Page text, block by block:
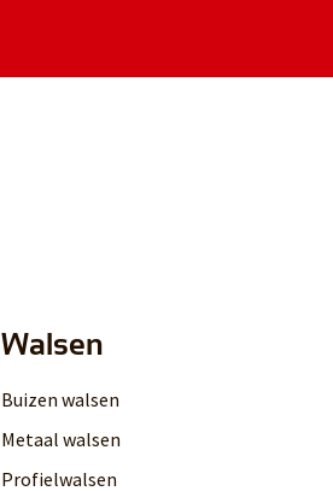
Walsen
Buizen walsen
Metaal walsen
Profielwalsen